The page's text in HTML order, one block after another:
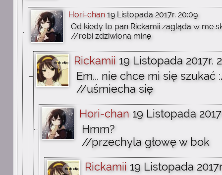
Hori-chan 19 Listopada 2017r. 20:09
Od kiedy to pan Rickamii zagląda w me
//robi zdziwioną minę
Rickamii 19 Listopada 2017r.
Em... nie chce mi się szukać
//uśmiecha się
Hori-chan 19 Listopada
Hmm?
//przechyla głowę w bok
Rickamii 19 Listopada